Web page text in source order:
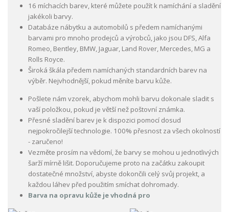
16 míchacích barev, které můžete použít k namíchání a sladění
jakékoli barvy.
Databáze nábytku a automobilů s předem namíchanými
barvami pro mnoho prodejců a výrobců, jako jsou DFS, Alfa
Romeo, Bentley, BMW, Jaguar, Land Rover, Mercedes, MG a
Rolls Royce.
Široká škála předem namíchaných standardních barev na
výběr. Nejvhodnější, pokud měníte barvu kůže.
Pošlete nám vzorek, abychom mohli barvu dokonale sladit s
vaší položkou, pokud je větší než poštovní známka.
Přesné sladění barev je k dispozici pomocí dosud
nejpokročilejší technologie. 100% přesnost za všech okolností
- zaručeno!
Vezměte prosím na vědomí, že barvy se mohou u jednotlivých
šarží mírně lišit. Doporučujeme proto na začátku zakoupit
dostatečné množství, abyste dokončili celý svůj projekt, a
každou láhev před použitím smíchat dohromady.
Barva na opravu kůže je vhodná pro